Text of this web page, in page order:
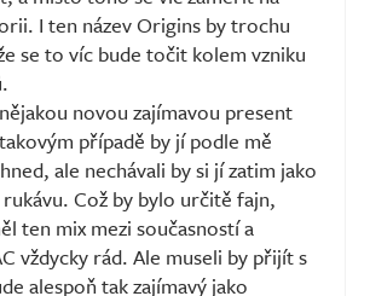
I ten název Origins by trochu
se to víc bude točit kolem vzniku
novou zajímavou present
případě by jí podle mě
ale nechávali by si jí zatim jako
Což by bylo určitě fajn,
ten mix mezi současností a
vždycky rád. Ale museli by přijít s
alespoň tak zajímavý jako